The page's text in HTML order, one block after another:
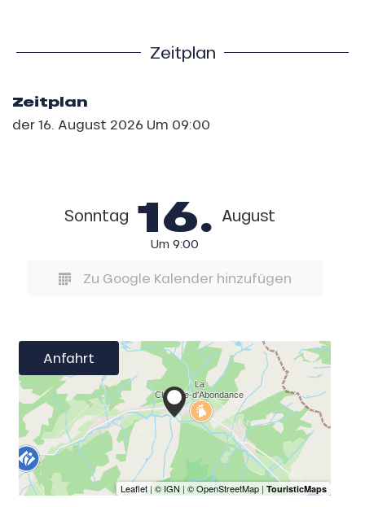
Zeitplan
Zeitplan
der16. August 2026 Um 09:00
Sonntag 16. August
Um 9:00
Zu Google Kalender hinzufügen
Anfahrt